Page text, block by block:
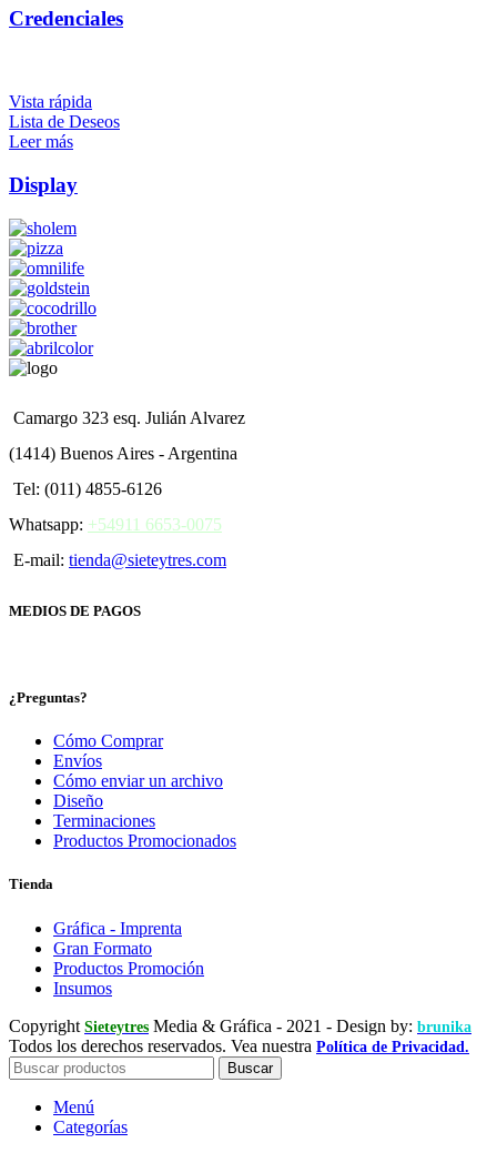
Credenciales
Vista rápida
Lista de Deseos
Leer más
Display
Camargo 323 esq. Julián Alvarez
(1414) Buenos Aires - Argentina
Tel: (011) 4855-6126
Whatsapp: +54911 6653-0075
E-mail: tienda@sieteytres.com
MEDIOS DE PAGOS
¿Preguntas?
Cómo Comprar
Envíos
Cómo enviar un archivo
Diseño
Terminaciones
Productos Promocionados
Tienda
Gráfica - Imprenta
Gran Formato
Productos Promoción
Insumos
Copyright Sieteytres Media & Gráfica - 2021 - Design by: brunika
Todos los derechos reservados. Vea nuestra Política de Privacidad.
Buscar
Menú
Categorías